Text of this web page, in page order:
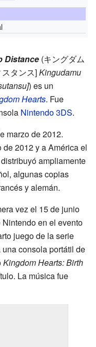
Distance (キングダム
タンス]Kingudamu
) es un
Hearts. Fue
Nintendo 3DS.
marzo de 2012.
2012 y a América el
ampliamente
algunas copias
y alemán.
vez el 15 de junio
en el evento
juego de la serie
consola portátil de
Kingdom Hearts: Birth
La música fue